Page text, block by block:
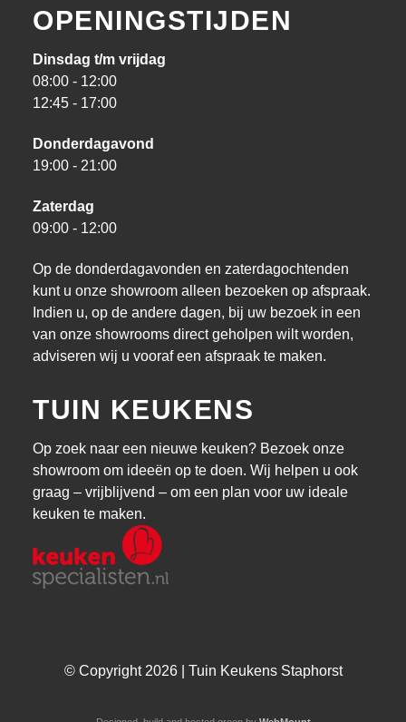
OPENINGSTIJDEN
Dinsdag t/m vrijdag
08:00 - 12:00
12:45 - 17:00
Donderdagavond
19:00 - 21:00
Zaterdag
09:00 - 12:00
Op de donderdagavonden en zaterdagochtenden
kunt u onze showroom alleen bezoeken op afspraak.
Indien u, op de andere dagen, bij uw bezoek in een
van onze showrooms direct geholpen wilt worden,
adviseren wij u vooraf een afspraak te maken.
TUIN KEUKENS
Op zoek naar een nieuwe keuken? Bezoek onze
showroom om ideeën op te doen. Wij helpen u ook
graag – vrijblijvend – om een plan voor uw ideale
keuken te maken.
© Copyright 2026 | Tuin Keukens Staphorst